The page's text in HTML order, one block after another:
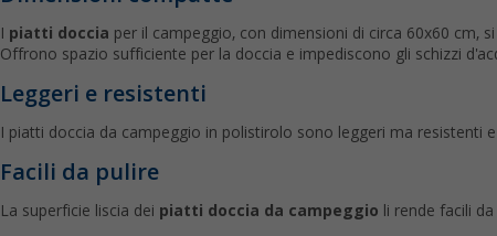
I piatti doccia per il campeggio, con dimensioni di circa 60x60 cm,
Offrono spazio sufficiente per la doccia e impediscono gli schizzi
Leggeri e resistenti
I piatti doccia da campeggio in polistirolo sono leggeri ma resistenti
Facili da pulire
La superficie liscia dei piatti doccia da campeggio li rende facili